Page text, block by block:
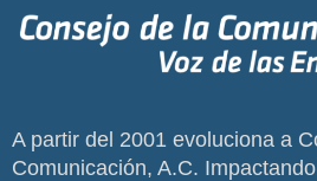
A partir del 2001 evoluciona a
Comunicación, A.C.